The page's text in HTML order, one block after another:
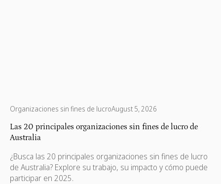
Organizaciones sin fines de lucroAugust 5, 2026
Las 20 principales organizaciones sin fines de lucro de
Australia
¿Busca las 20 principales organizaciones sin fines de lucro
de Australia? Explore su trabajo, su impacto y cómo puede
participar en 2025.